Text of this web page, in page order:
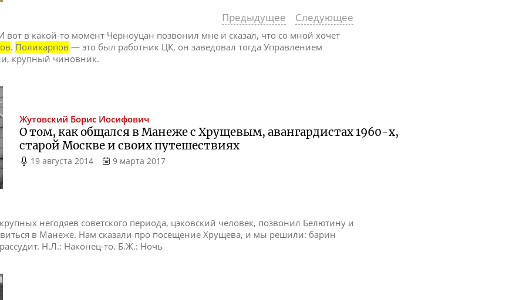
Предыдущее Следующее
в какой-то момент Черноуцан позвонил мне и сказал, что со мной хочет
. Поликарпов — это был работник ЦК, он заведовал тогда Управлением
крупный чиновник.
Жутовский Борис Иосифович
О том, как общался в Манеже с Хрущевым, авангардистах1960-х,
старой Москве и своих путешествиях
19 августа 2014 9 марта 2017
негодяев советского периода, цэковский человек, позвонил Белютину и
в Манеже. Нам сказали про посещение Хрущева, и мы решили: барин
Н.Л.: Наконец-то. Б.Ж.: Ночь